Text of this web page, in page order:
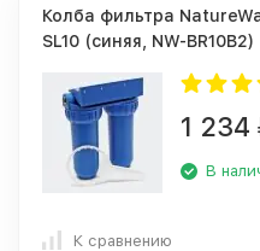
Колба фильтра
SL10 (синяя, NW-BR10B2)
1 234
В
К сравнению